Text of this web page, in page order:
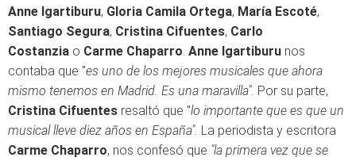
Anne Igartiburu, Gloria Camila Ortega, María Escoté,
Santiago Segura, Cristina Cifuentes, Carlo
Costanzia o Carme Chaparro Anne Igartiburu nos
contaba que "es uno de los mejores musicales que ahora
mismo tenemos en Madrid. Es una maravilla". Por su parte,
Cristina Cifuentes resaltó que "lo importante que es que un
musical lleve diez años en España". La periodista y escritora
Carme Chaparro, nos confesó que "la primera vez que se